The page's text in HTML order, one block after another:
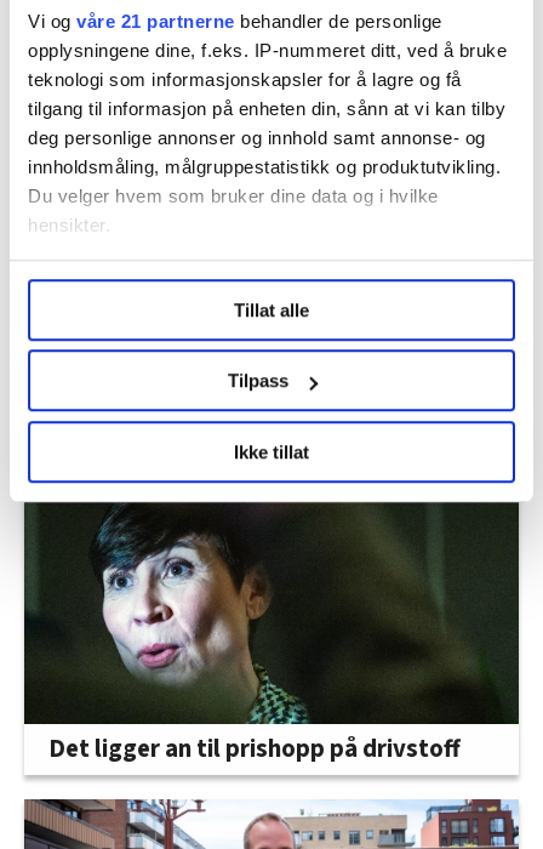
Vi og våre 21 partnerne behandler de personlige
opplysningene dine, f.eks. IP-nummeret ditt, ved å bruke
teknologi som informasjonskapsler for å lagre og få
tilgang til informasjon på enheten din, sånn at vi kan tilby
deg personlige annonser og innhold samt annonse- og
innholdsmåling, målgruppestatistikk og produktutvikling.
Du velger hvem som bruker dine data og i hvilke
hensikter.
Undermer infokan du lese om hvordan dine personlige
data behandles og hvordan du kan velge hvordan de skal
brukes. Du kan hele tiden endre eller trekke tilbake ditt
samtykke fra erklæringen om informasjonskapsler.
LO Medias publikasjoner frifagbevegelse.no, hk-nytt.no
og fontene.no bruker informasjonskapsler (cookies) for å
lære hvordan våre nettsider blir brukt slik at vi tilby
relevant innhold, tilpassede annonser og utarbeide
statistikk.
Vi deler bare informasjon om hvordan du bruker
nettstedet med LO Medias egne samarbeidspartnere
innenfor analyse og annonsering. Disse er angitt i
oversikten lengre ned på denne siden.
Tillat alle
Tilpass
Ikke tillat
Flere saker
Seks flyplasser kan bli rammet av streik
Det ligger an til prishopp på drivstoff